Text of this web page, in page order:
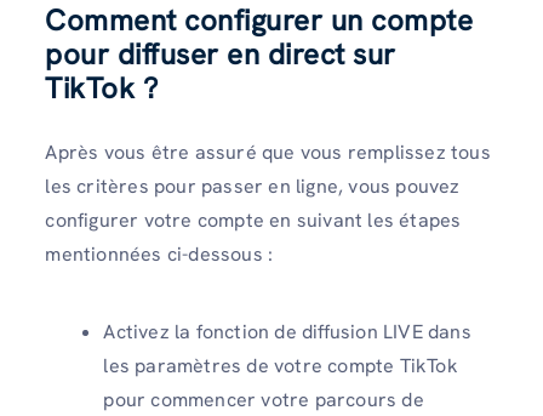
Comment configurer un compte
pour diffuser en direct sur
TikTok ?
Après vous être assuré que vous remplissez tous
les critères pour passer en ligne, vous pouvez
configurer votre compte en suivant les étapes
mentionnées ci-dessous :
Activez la fonction de diffusion LIVE dans
les paramètres de votre compte TikTok
pour commencer votre parcours de